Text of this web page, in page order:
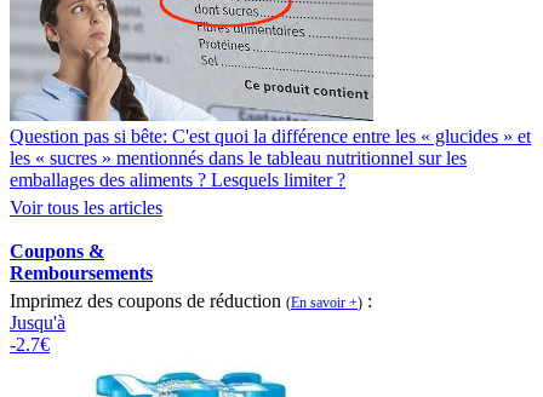
Question pas si bête: C'est quoi la différence entre les « glucides » et
les « sucres » mentionnés dans le tableau nutritionnel sur les
emballages des aliments ? Lesquels limiter ?
Voir tous les articles
Coupons &
Remboursements
Imprimez des coupons de réduction (En savoir +) :
Jusqu'à
-2.7€